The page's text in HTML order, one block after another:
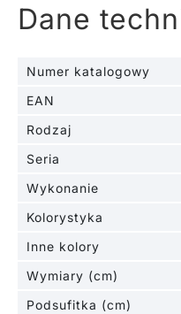
Dane
Numer katalogowy
EAN
Rodzaj
Seria
Wykonanie
Kolorystyka
Inne kolory
Wymiary (cm)
Podsufitka (cm)